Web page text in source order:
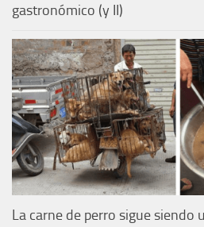
gastronómico (y II)
La carne de perro sigue siendo